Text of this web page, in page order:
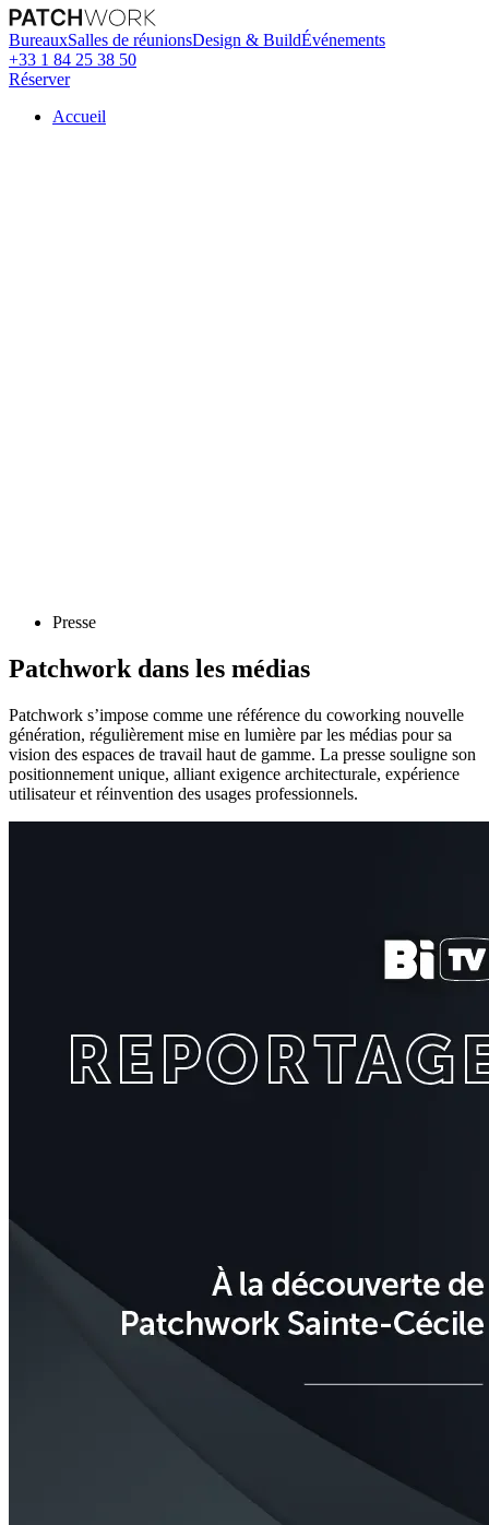
BureauxSalles de réunionsDesign & BuildÉvénements
+33 1 84 25 38 50
Réserver
Accueil
Presse
Patchwork dans les médias
Patchwork s’impose comme une référence du coworking nouvelle
génération, régulièrement mise en lumière par les médias pour sa
vision des espaces de travail haut de gamme. La presse souligne son
positionnement unique, alliant exigence architecturale, expérience
utilisateur et réinvention des usages professionnels.